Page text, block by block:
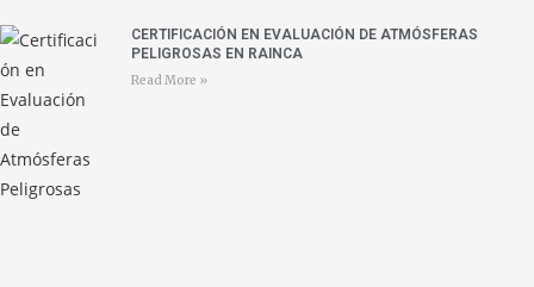
CERTIFICACIÓN EN EVALUACIÓN DE ATMÓSFERAS
PELIGROSAS EN RAINCA
Read More »